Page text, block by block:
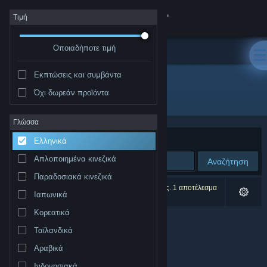
Σύνδεση
Κατάστημα
Σχετικά
Υποστήριξη
Αλλαγή γλώσσας
Προβολή ιστοσελίδας για υπολογιστές
Τιμή
Οποιαδήποτε τιμή
Εκπτώσεις και συμβάντα
Όχι δωρεάν προϊόντα
Γλώσσα
Ελληνικά
Απλοποιημένα κινεζικά
Παραδοσιακά κινεζικά
Ιαπωνικά
Κορεατικά
Ταϊλανδικά
Αραβικά
Δημιουργός: Grip Top Games
Ταξινόμηση ανά
Αναζήτηση
0 αποτελέσματα ταιριάζουν με την αναζήτησή σας. 1 αποτέλεσμα
αποκλείστηκε βάσει των προτιμήσεών σας.